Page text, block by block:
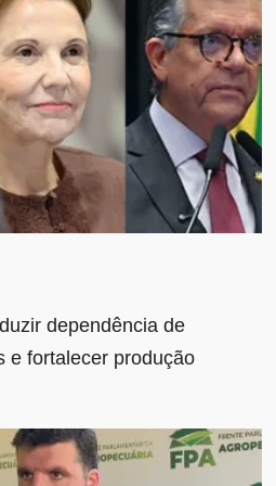
dependência de
e fortalecer produção